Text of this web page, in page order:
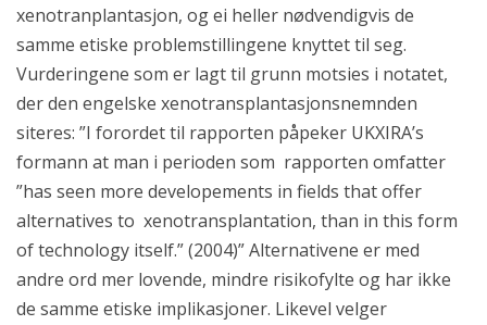
xenotranplantasjon, og ei heller nødvendigvis de
samme etiske problemstillingene knyttet til seg.
Vurderingene som er lagt til grunn motsies i notatet,
der den engelske xenotransplantasjonsnemnden
siteres: ”I forordet til rapporten påpeker UKXIRA’s
formann at man i perioden som rapporten omfatter
”has seen more developements in fields that offer
alternatives to xenotransplantation, than in this form
of technology itself.” (2004)” Alternativene er med
andre ord mer lovende, mindre risikofylte og har ikke
de samme etiske implikasjoner. Likevel velger